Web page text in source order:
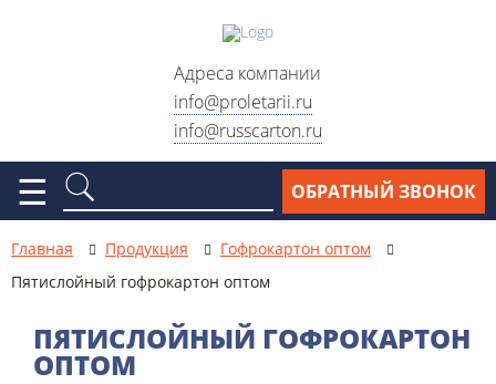
Адреса компании
Москва, ул. Электродная, д.
2, стр. 33
Москва, ул. Электродный
проезд, д. 6, стр. 1
проезд, д. 7Б, стр.2
Москва, Варшавское шоссе,
д. 28Б, стр. 3
info@proletarii.ru
info@russcarton.ru
☰ ОБРАТНЫЙ ЗВОНОК
Главная Продукция
Гофрокартон оптом
Пятислойный гофрокартон оптом
ПЯТИСЛОЙНЫЙ ГОФРОКАРТОН
ОПТОМ